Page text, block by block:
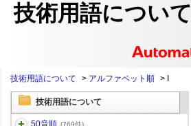
技術用語について
技術用語について > アルファベット順 >
技術用語について
50音順 (769件)